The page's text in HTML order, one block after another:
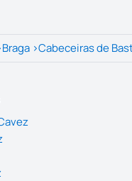
Braga >Cabeceiras de